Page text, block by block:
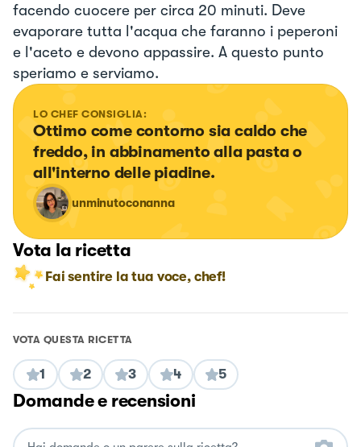
facendo cuocere per circa 20 minuti. Deve
evaporare tutta l'acqua che faranno i peperoni
e l'aceto e devono appassire. A questo punto
speriamo e serviamo.
LO CHEF CONSIGLIA:
Ottimo come contorno sia caldo che
freddo, in abbinamento alla pasta o
all'interno delle piadine.
unminutoconanna
Vota la ricetta
Fai sentire la tua voce, chef!
VOTA QUESTA RICETTA
1 2 3 4 5
Domande e recensioni